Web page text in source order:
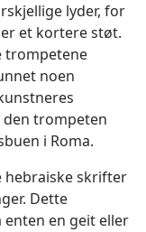
lyder, for
et kortere støt.
trompetene
noen
trompeten
i Roma.
hebraiske skrifter
Dette
en geit eller